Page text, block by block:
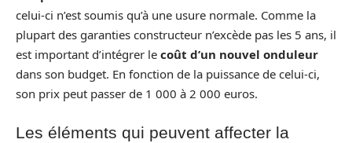
celui-ci n’est soumis qu’à une usure normale. Comme la
plupart des garanties constructeur n’excède pas les 5 ans, il
est important d’intégrer le coût d’un nouvel onduleur
dans son budget. En fonction de la puissance de celui-ci,
son prix peut passer de 1 000 à 2 000 euros.
Les éléments qui peuvent affecter la